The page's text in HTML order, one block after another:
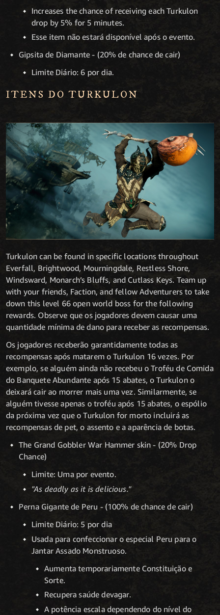
Increases the chance of receiving each Turkulon
drop by 5% for 5 minutes.
Esse item não estará disponível após o evento.
Gipsita de Diamante - (20% de chance de cair)
Limite Diário: 6 por dia.
ITENS DO TURKULON
Turkulon can be found in specific locations throughout
Everfall, Brightwood, Mourningdale, Restless Shore,
Windsward, Monarch’s Bluffs, and Cutlass Keys. Team up
with your friends, Faction, and fellow Adventurers to take
down this level 66 open world boss for the following
rewards. Observe que os jogadores devem causar uma
quantidade mínima de dano para receber as recompensas.
Os jogadores receberão garantidamente todas as
recompensas após matarem o Turkulon 16 vezes. Por
exemplo, se alguém ainda não recebeu o Troféu de Comida
do Banquete Abundante após 15 abates, o Turkulon o
deixará cair ao morrer mais uma vez. Similarmente, se
alguém tivesse apenas o troféu após 15 abates, o espólio
da próxima vez que o Turkulon for morto incluirá as
recompensas de pet, o assento e a aparência de botas.
The Grand Gobbler War Hammer skin - (20% Drop
Chance)
Limite: Uma por evento.
"As deadly as it is delicious."
Perna Gigante de Peru - (100% de chance de cair)
Limite Diário: 5 por dia
Usada para confeccionar o especial Peru para o
Jantar Assado Monstruoso.
Aumenta temporariamente Constituição e
Sorte.
Recupera saúde devagar.
A potência escala dependendo do nível do